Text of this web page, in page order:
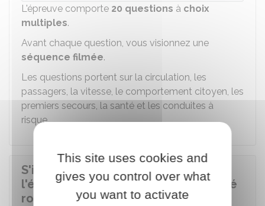
L'épreuve comporte 20 questions à choix
multiples.
Avant chaque question, vous visionnez une
séquence filmée.
Les questions portent sur la circulation, les
passagers, la vitesse, le comportement citoyen, les
premiers secours, la santé et les conduites à
risque…
S'informer sur les résultats de
l'épreuve de l'attestation de sécurité
routière
This site uses cookies and
gives you control over what
you want to activate